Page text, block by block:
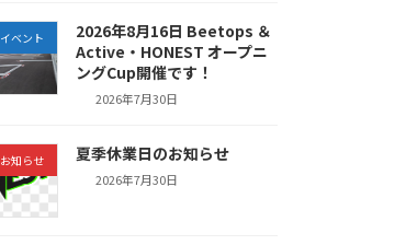
イベント
2026年8月16日 Beetops ＆
Active・HONEST オープニ
ングCup開催です！
2026年7月30日
お知らせ 夏季休業日のお知らせ
2026年7月30日